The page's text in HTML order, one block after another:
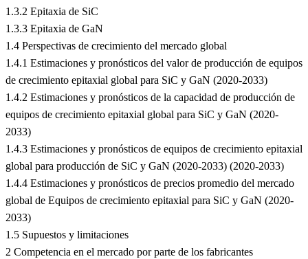
1.3.2 Epitaxia de SiC
1.3.3 Epitaxia de GaN
1.4 Perspectivas de crecimiento del mercado global
1.4.1 Estimaciones y pronósticos del valor de producción de equipos
de crecimiento epitaxial global para SiC y GaN (2020-2033)
1.4.2 Estimaciones y pronósticos de la capacidad de producción de
equipos de crecimiento epitaxial global para SiC y GaN (2020-
2033)
1.4.3 Estimaciones y pronósticos de equipos de crecimiento epitaxial
global para producción de SiC y GaN (2020-2033) (2020-2033)
1.4.4 Estimaciones y pronósticos de precios promedio del mercado
global de Equipos de crecimiento epitaxial para SiC y GaN (2020-
2033)
1.5 Supuestos y limitaciones
2 Competencia en el mercado por parte de los fabricantes